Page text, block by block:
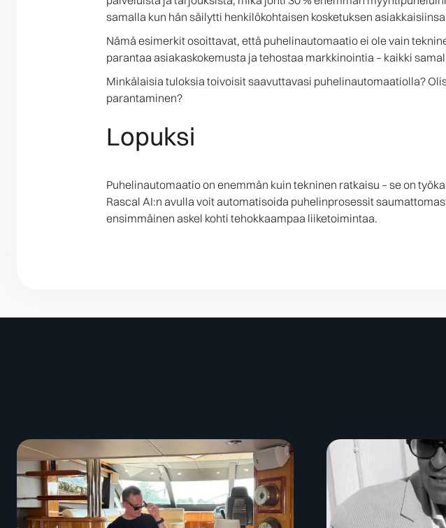
samalla kun hän säilytti henkilökohtaisen kosketuksen
Nämä esimerkit osoittavat, että puhelinautomaatio ei ole vain
parantaa asiakaskokemusta ja tehostaa markkinointia – kaikki
Minkälaisia tuloksia toivoisit saavuttavasi puhelinautomaatiolla?
parantaminen?
Lopuksi
Puhelinautomaatio on enemmän kuin tekninen ratkaisu – se on
Rascal AI:n avulla voit automatisoida puhelinprosessit
ensimmäinen askel kohti tehokkaampaa liiketoimintaa.